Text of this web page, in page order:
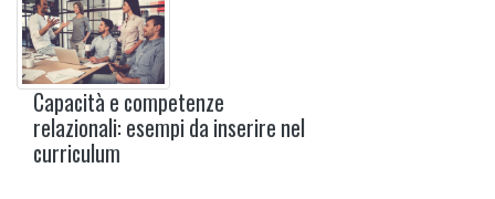
Capacità e competenze
relazionali: esempi da inserire nel
curriculum